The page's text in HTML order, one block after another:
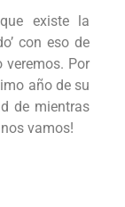
existe la
con eso de
veremos. Por
año de su
de mientras
vamos!